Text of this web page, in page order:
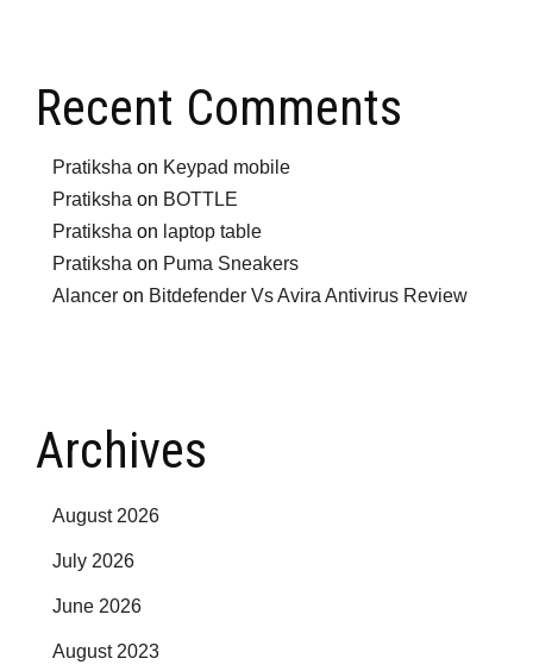
Recent Comments
Pratiksha on Keypad mobile
Pratiksha on BOTTLE
Pratiksha on laptop table
Pratiksha on Puma Sneakers
Alancer on Bitdefender Vs Avira Antivirus Review
Archives
August 2026
July 2026
June 2026
August 2023